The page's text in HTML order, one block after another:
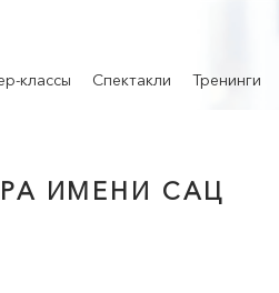
классы Спектакли Тренинги
ИМЕНИ САЦ